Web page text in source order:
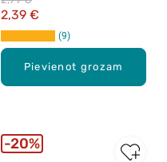
Pievienot grozam
2,39 €
9
20%